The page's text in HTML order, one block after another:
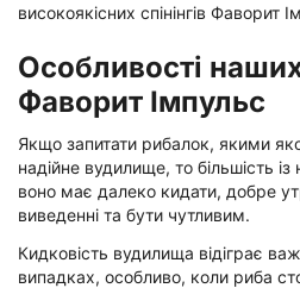
високоякісних спінінгів Фаворит
Особливості наших
Фаворит Імпульс
Якщо запитати рибалок, якими
надійне вудилище, то більшість
воно має далеко кидати, добре
виведенні та бути чутливим.
Кидковість вудилища відіграє
випадках, особливо, коли риба